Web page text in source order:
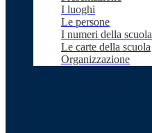
I luoghi
Le persone
I numeri della scuola
Le carte della scuola
Organizzazione